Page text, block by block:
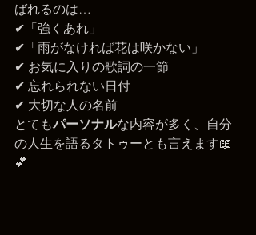
ばれるのは…
✔「強くあれ」
✔「雨がなければ花は咲かない」
✔ お気に入りの歌詞の一節
✔ 忘れられない日付
✔ 大切な人の名前
とてもパーソナルな内容が多く、自分
の人生を語るタトゥーとも言えます📖
💕